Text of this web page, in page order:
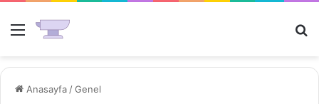
Menü
Anasayfa /Genel